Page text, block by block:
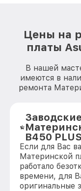
Цены на
платы
В нашей
имеются в
ремонта
B450 PLUS
Если для Вас
Материнской
работало
времени, для
оригинальные